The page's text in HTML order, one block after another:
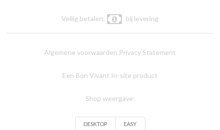
Veilig betalen: bij levering
Algemene voorwaarden Privacy Statement
Een Bon Vivant In-site product
Shop weergave:
DESKTOP EASY